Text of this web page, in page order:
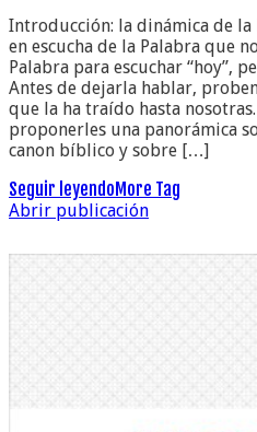
Introducción: la dinámica de la
en escucha de la Palabra que
Palabra para escuchar “hoy”,
Antes de dejarla hablar,
que la ha traído hasta
proponerles una panorámica
canon bíblico y sobre […]
Seguir leyendo More Tag
Abrir publicación